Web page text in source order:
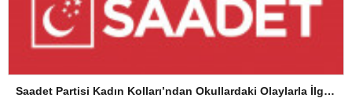
Saadet Partisi Kadın Kolları’ndan Okullardaki Olaylarla İlgili Basın Açıklaması